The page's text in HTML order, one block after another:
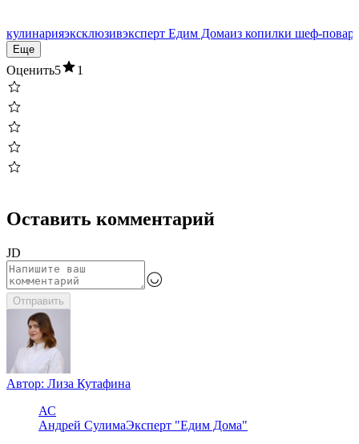
кулинарияэксклюзивэксперт Едим Домаиз копилки шеф-повара
Еще
Оценить5 1
Оставить комментарий
JD
Отправить
Автор: Лиза Кутафина
АС
Андрей СулимаЭксперт "Едим Дома"